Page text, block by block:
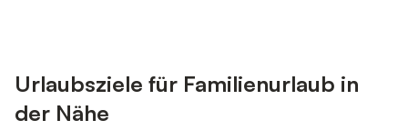
Urlaubsziele für Familienurlaub in
der Nähe